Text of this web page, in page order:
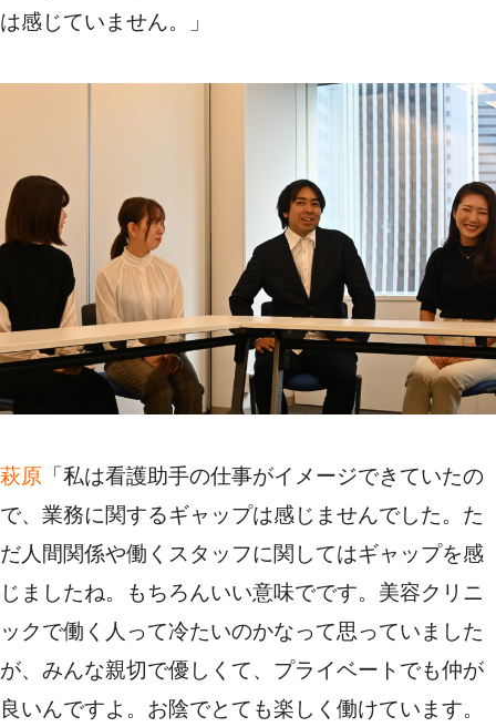
は感じていません。」
萩原 「私は看護助手の仕事がイメージできていたの
で、業務に関するギャップは感じませんでした。た
だ人間関係や働くスタッフに関してはギャップを感
じましたね。もちろんいい意味でです。美容クリニ
ックで働く人って冷たいのかなって思っていました
が、みんな親切で優しくて、プライベートでも仲が
良いんですよ。お陰でとても楽しく働けています。